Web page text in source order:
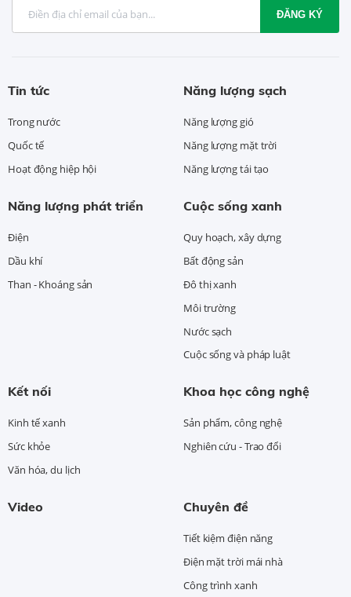
ĐĂNG KÝ
Tin tức
Trong nước
Quốc tế
Hoạt động hiệp hội
Năng lượng sạch
Năng lượng gió
Năng lượng mặt trời
Năng lượng tái tạo
Năng lượng phát triển
Điện
Dầu khí
Than - Khoáng sản
Cuộc sống xanh
Quy hoạch, xây dựng
Bất động sản
Đô thị xanh
Môi trường
Nước sạch
Cuộc sống và pháp luật
Kết nối
Kinh tế xanh
Sức khỏe
Văn hóa, du lịch
Khoa học công nghệ
Sản phẩm, công nghệ
Nghiên cứu - Trao đổi
Video Chuyên đề
Tiết kiệm điện năng
Điện mặt trời mái nhà
Công trình xanh